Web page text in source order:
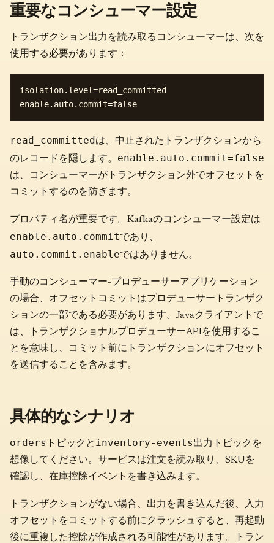
重要なコンシューマー設定
トランザクション出力を読み取るコンシューマーは、次を
使用する必要があります：
isolation.level=read_committed
read_committed は、中止されたトランザクションから
のレコードを隠します。 enable.auto.commit=false
は、コンシューマーがトランザクション外でオフセットを
コミットするのを防ぎます。
プロパティ名が重要です。Kafkaのコンシューマー設定は
enable.auto.commitであり、
auto.commit.enableではありません。
手動のコンシューマー-プロデューサーアプリケーション
の場合、オフセットコミットはプロデューサートランザク
ションの一部である必要があります。Javaクライアントで
は、トランザクショナルプロデューサーAPIを使用するこ
とを意味し、コミット前にトランザクションにオフセット
を送信することを含みます。
具体的なシナリオ
orders トピックと inventory-events出力トピックを
想像してください。サービスは注文を読み取り、SKUを
確認し、在庫控除イベントを書き込みます。
トランザクションがない場合、出力を書き込んだ後、入力
オフセットをコミットする前にクラッシュすると、再起動
後に重複した控除が作成される可能性があります。トラン